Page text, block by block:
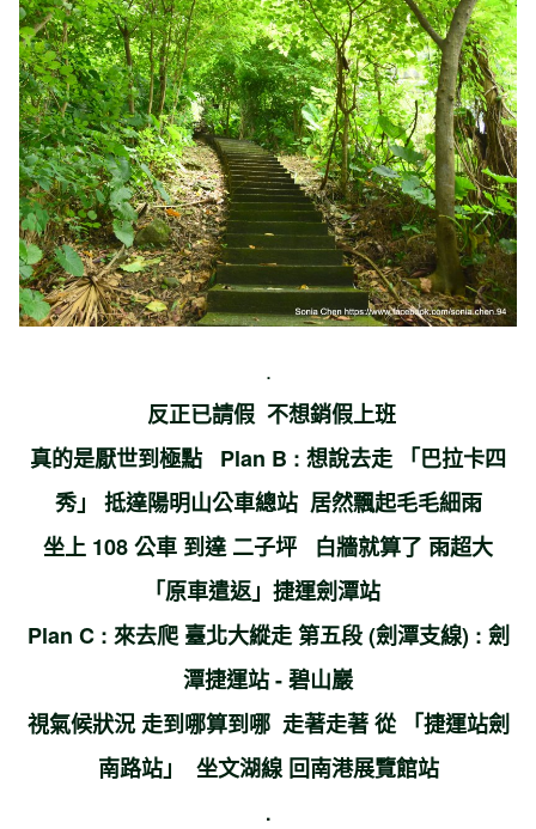
.
反正已請假 不想銷假上班
真的是厭世到極點 Plan B : 想說去走 「巴拉卡四
秀」 抵達陽明山公車總站 居然飄起毛毛細雨
坐上 108 公車 到達 二子坪 白牆就算了 雨超大
「原車遣返」捷運劍潭站
Plan C : 來去爬 臺北大縱走 第五段 (劍潭支線) : 劍
潭捷運站 - 碧山巖
視氣候狀況 走到哪算到哪 走著走著 從 「捷運站劍
南路站」 坐文湖線 回南港展覽館站
.